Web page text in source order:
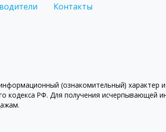
Контакты
(ознакомительный) характер и
РФ. Для получения исчерпывающей